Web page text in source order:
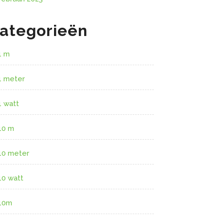
m
meter
watt
m
meter
watt